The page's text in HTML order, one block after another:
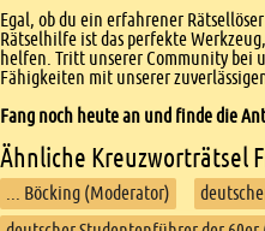
Egal, ob du ein erfahrener
Rätselhilfe ist das perfekte
helfen. Tritt unserer Community bei
Fähigkeiten mit unserer
Fang noch heute an und finde die
Ähnliche Kreuzworträtsel
... Böcking (Moderator)